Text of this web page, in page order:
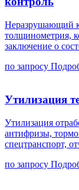
Неразрушающий
толщинометрия,
заключение о
по запросу
Утилизация
Утилизация
антифризы,
спецтранспорт,
по запросу